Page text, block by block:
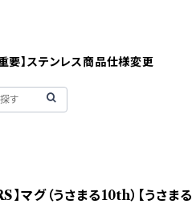
重要】ステンレス商品仕様変更
マグ（うさまる10th）【うさまる